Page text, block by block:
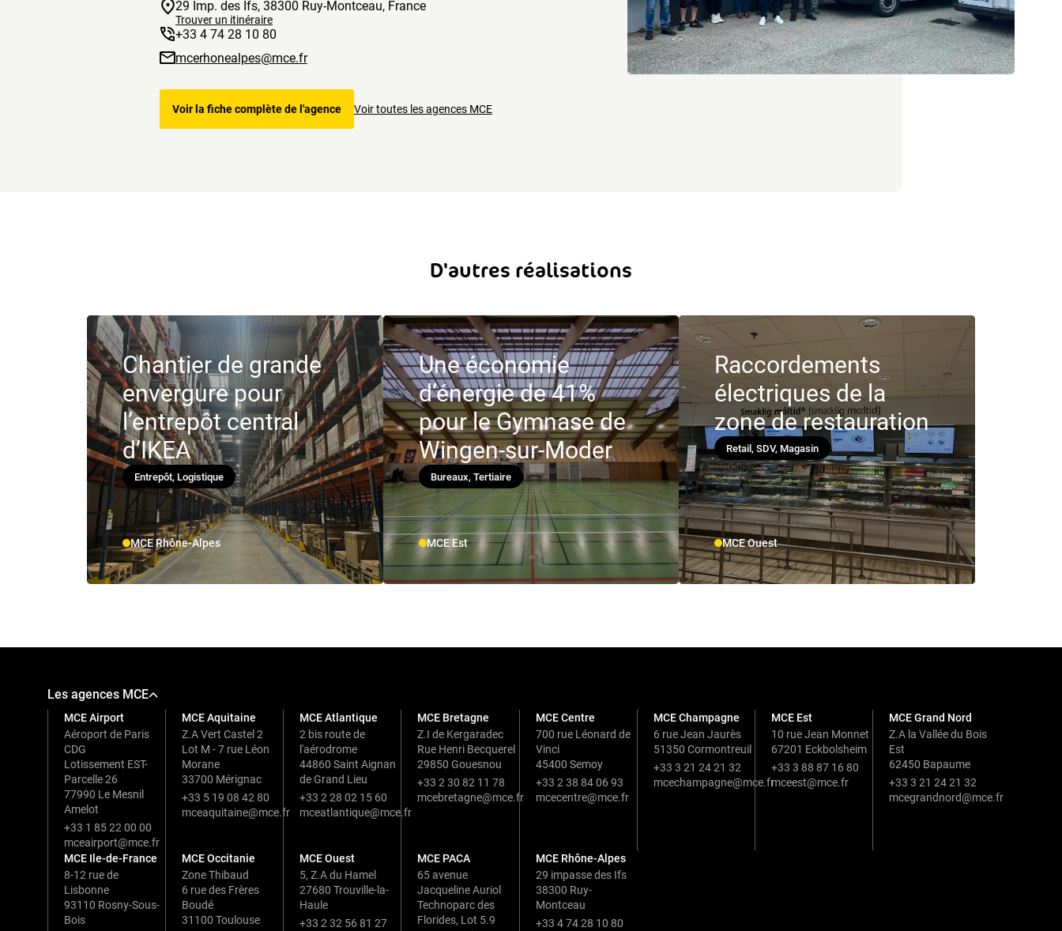
29 Imp. des Ifs, 38300 Ruy-Montceau, France
Trouver un itinéraire
+33 4 74 28 10 80
mcerhonealpes@mce.fr
Voir la fiche complète de l'agence Voir toutes les agences MCE
D'autres réalisations
Chantier de grande
envergure pour
l’entrepôt central
d’IKEA
Entrepôt, Logistique
MCE Rhône-Alpes
Une économie
d’énergie de 41%
pour le Gymnase de
Wingen-sur-Moder
Bureaux, Tertiaire
MCE Est
Raccordements
électriques de la
zone de restauration
Retail, SDV, Magasin
MCE Ouest
Les agences MCE
MCE Airport
Aéroport de Paris
CDG
Lotissement EST-
Parcelle 26
77990 Le Mesnil
Amelot
+33 1 85 22 00 00
mceairport@mce.fr
MCE Aquitaine
Z.A Vert Castel 2
Lot M - 7 rue Léon
Morane
33700 Mérignac
+33 5 19 08 42 80
mceaquitaine@mce.fr
MCE Atlantique
2 bis route de
l'aérodrome
44860 Saint Aignan
de Grand Lieu
+33 2 28 02 15 60
mceatlantique@mce.fr
MCE Bretagne
Z.I de Kergaradec
Rue Henri Becquerel
29850 Gouesnou
+33 2 30 82 11 78
mcebretagne@mce.fr
MCE Centre
700 rue Léonard de
Vinci
45400 Semoy
+33 2 38 84 06 93
mcecentre@mce.fr
MCE Champagne
6 rue Jean Jaurès
51350 Cormontreuil
+33 3 21 24 21 32
mcechampagne@mce.fr
MCE Est
10 rue Jean Monnet
67201 Eckbolsheim
+33 3 88 87 16 80
mceest@mce.fr
MCE Grand Nord
Z.A la Vallée du Bois
Est
62450 Bapaume
+33 3 21 24 21 32
mcegrandnord@mce.fr
MCE Ile-de-France
8-12 rue de
Lisbonne
93110 Rosny-Sous-
Bois
MCE Occitanie
Zone Thibaud
6 rue des Frères
Boudé
31100 Toulouse
MCE Ouest
5, Z.A du Hamel
27680 Trouville-la-
Haule
+33 2 32 56 81 27
MCE PACA
65 avenue
Jacqueline Auriol
Technoparc des
Florides, Lot 5.9
MCE Rhône-Alpes
29 impasse des Ifs
38300 Ruy-
Montceau
+33 4 74 28 10 80